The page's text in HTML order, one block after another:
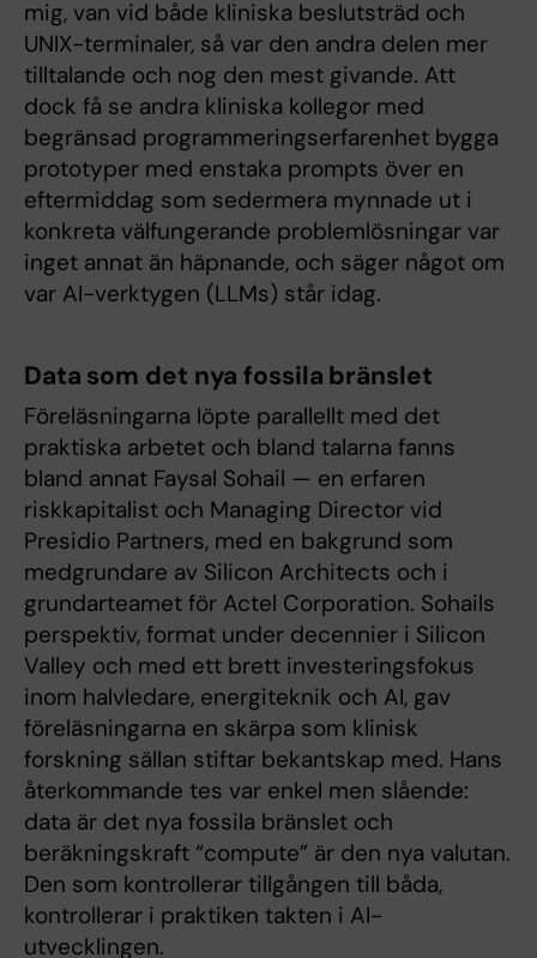
mig, van vid både kliniska beslutsträd och
UNIX-terminaler, så var den andra delen mer
tilltalande och nog den mest givande. Att
dock få se andra kliniska kollegor med
begränsad programmeringserfarenhet bygga
prototyper med enstaka prompts över en
eftermiddag som sedermera mynnade ut i
konkreta välfungerande problemlösningar var
inget annat än häpnande, och säger något om
var AI-verktygen (LLMs) står idag.
Data som det nya fossila bränslet
Föreläsningarna löpte parallellt med det
praktiska arbetet och bland talarna fanns
bland annat Faysal Sohail — en erfaren
riskkapitalist och Managing Director vid
Presidio Partners, med en bakgrund som
medgrundare av Silicon Architects och i
grundarteamet för Actel Corporation. Sohails
perspektiv, format under decennier i Silicon
Valley och med ett brett investeringsfokus
inom halvledare, energiteknik och AI, gav
föreläsningarna en skärpa som klinisk
forskning sällan stiftar bekantskap med. Hans
återkommande tes var enkel men slående:
data är det nya fossila bränslet och
beräkningskraft “compute” är den nya valutan.
Den som kontrollerar tillgången till båda,
kontrollerar i praktiken takten i AI-
utvecklingen.